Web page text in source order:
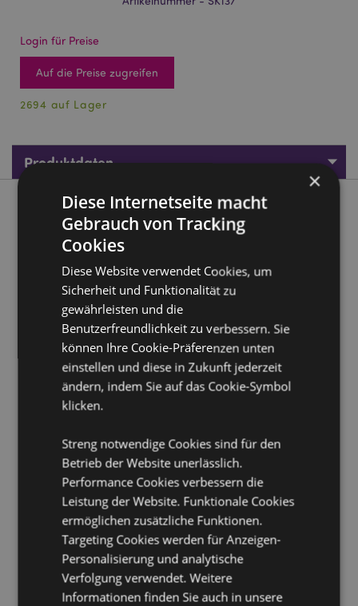
Login für Preise
Auf die Preise zugreifen
2694 auf Lager
Produktdaten
Produktbeschreibung
Gruseliger Totenkopf mini Schnapsglas
Material:Resin und Glas
Lebensmittelecht: Ja
Mikrowellengeeignet:Nein
Spülmaschinenfest:Nein
Produktinformation:nicht für heiße Flüßigkeiten
geeignet
Saisonaler Feiertag/ festlicher Anlass:
Produkttressourcen:
Möchten Sie mehr über den Einkauf bei Puckator
erfahren?Dann lesen Sie unserenLeitfaden für
Kundeninformationen.
Produktattribute
Information
Höhe 7cm Breite 5cm Tiefe 5cm
5055071664915
×
Diese Internetseite macht
Gebrauch von Tracking
Cookies
Diese Website verwendet Cookies, um
Sicherheit und Funktionalität zu
gewährleisten und die
Benutzerfreundlichkeit zu verbessern. Sie
können Ihre Cookie-Präferenzen unten
einstellen und diese in Zukunft jederzeit
ändern, indem Sie auf das Cookie-Symbol
klicken.
Streng notwendige Cookies sind für den
Betrieb der Website unerlässlich.
Performance Cookies verbessern die
Leistung der Website. Funktionale Cookies
ermöglichen zusätzliche Funktionen.
Targeting Cookies werden für Anzeigen-
Personalisierung und analytische
Verfolgung verwendet. Weitere
Informationen finden Sie auch in unsere